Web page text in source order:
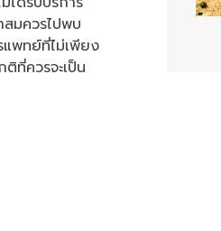
สมควรไปพบ
แพทย์ที่ไม่เพียง
ที่ควรจะเป็น